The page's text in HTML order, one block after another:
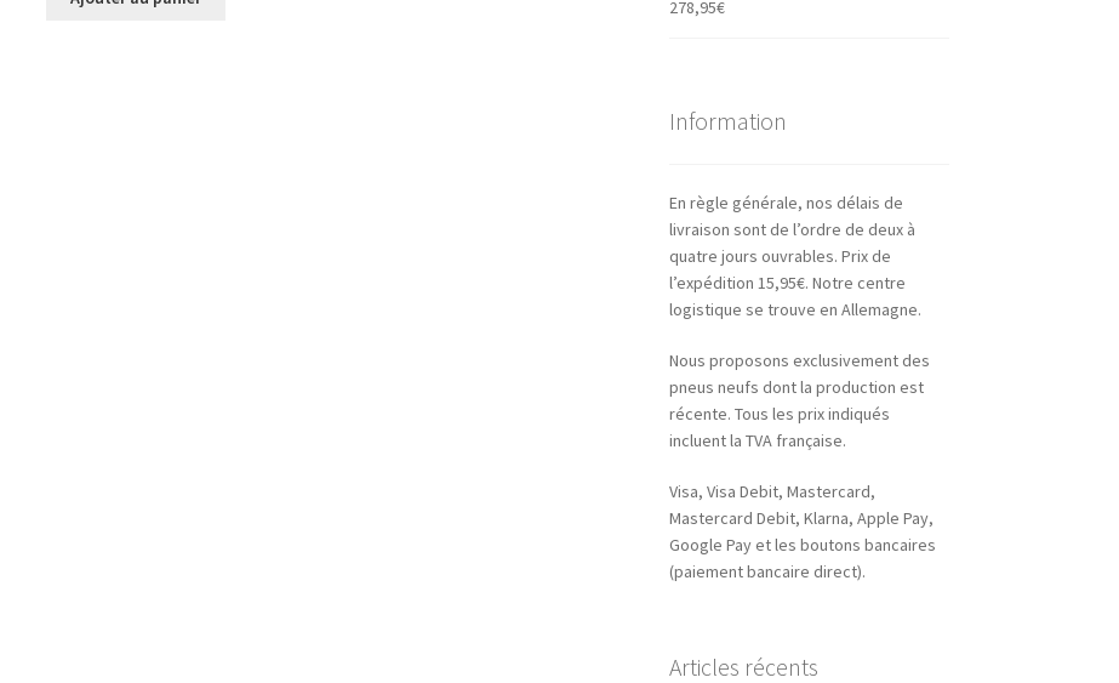
278,95€
Information
En règle générale, nos délais de
livraison sont de l’ordre de deux à
quatre jours ouvrables. Prix de
l’expédition 15,95€. Notre centre
logistique se trouve en Allemagne.
Nous proposons exclusivement des
pneus neufs dont la production est
récente. Tous les prix indiqués
incluent la TVA française.
Visa, Visa Debit, Mastercard,
Mastercard Debit, Klarna, Apple Pay,
Google Pay et les boutons bancaires
(paiement bancaire direct).
Articles récents